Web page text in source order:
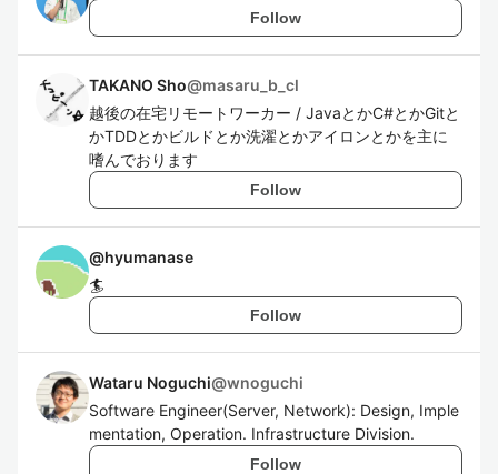
Follow
TAKANO Sho@masaru_b_cl
越後の在宅リモートワーカー / JavaとかC#とかGitと
かTDDとかビルドとか洗濯とかアイロンとかを主に
嗜んでおります
Follow
@hyumanase
🏄
Follow
Wataru Noguchi@wnoguchi
Software Engineer(Server, Network): Design, Imple
mentation, Operation. Infrastructure Division.
Follow